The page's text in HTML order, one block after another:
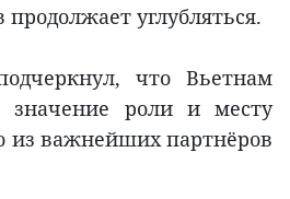
продолжает углубляться.
что Вьетнам
значение роли и месту
из важнейших партнёров